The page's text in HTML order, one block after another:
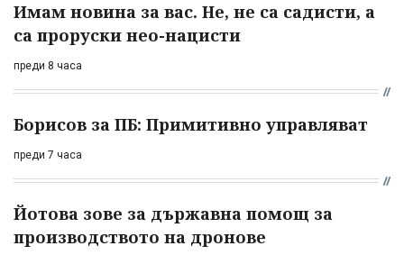
Имам новина за вас. Не, не са садисти, а
са проруски нео-нацисти
преди 8 часа
Борисов за ПБ: Примитивно управляват
преди 7 часа
Йотова зове за държавна помощ за
производството на дронове